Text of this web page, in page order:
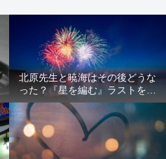
北原先生と暁海はその後どうな
った？『星を編む』ラストをネ
タバレ解説